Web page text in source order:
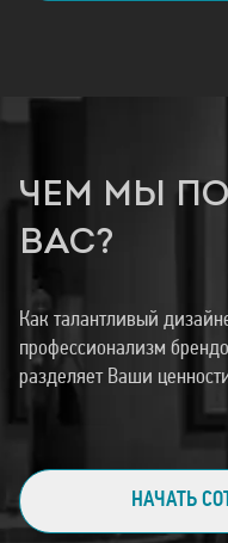
ЧЕМ МЫ
ВАС?
Как талантливый
профессионализм
разделяет Ваши
НАЧАТЬ